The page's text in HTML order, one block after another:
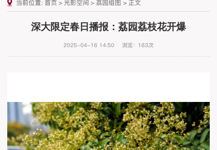
当前位置: 首页 > 光影空间 > 荔园组图 > 正文
深大限定春日播报：荔园荔枝花开爆
2025-04-16 14:50 浏览： 163次